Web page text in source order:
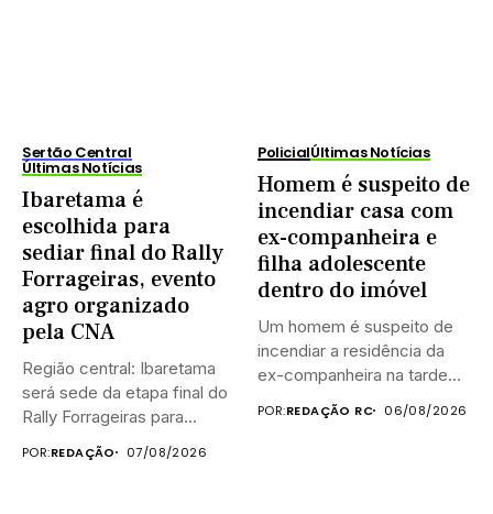
Sertão Central
Últimas Notícias
Ibaretama é
escolhida para
sediar final do Rally
Forrageiras, evento
agro organizado
pela CNA
Região central: Ibaretama
será sede da etapa final do
Rally Forrageiras para...
POR:REDAÇÃO 07/08/2026
PolicialÚltimas Notícias
Homem é suspeito de
incendiar casa com
ex-companheira e
filha adolescente
dentro do imóvel
Um homem é suspeito de
incendiar a residência da
ex-companheira na tarde...
POR:REDAÇÃO RC 06/08/2026